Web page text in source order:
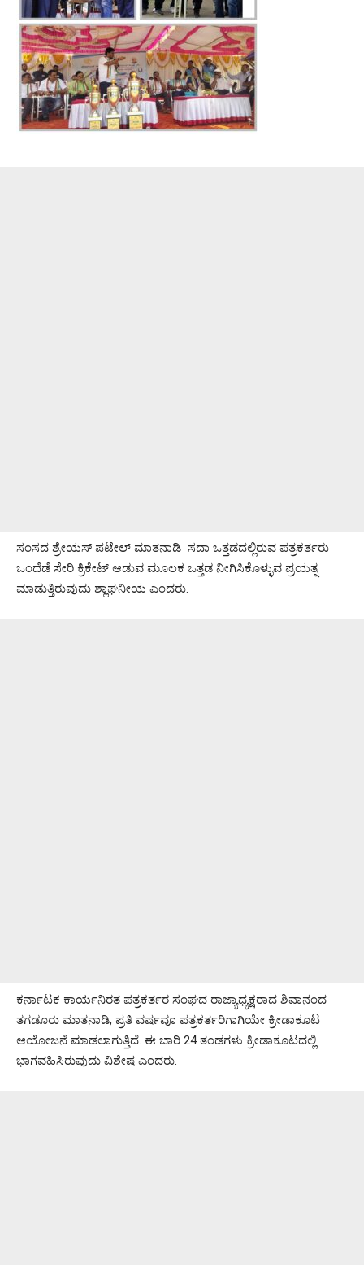
ಸಂಸದ ಶ್ರೇಯಸ್ ಪಟೇಲ್ ಮಾತನಾಡಿ ಸದಾ ಒತ್ತಡದಲ್ಲಿರುವ ಪತ್ರಕರ್ತರು
ಒಂದೆಡೆ ಸೇರಿ ಕ್ರಿಕೇಟ್ ಆಡುವ ಮೂಲಕ ಒತ್ತಡ ನೀಗಿಸಿಕೊಳ್ಳುವ ಪ್ರಯತ್ನ
ಮಾಡುತ್ತಿರುವುದು ಶ್ಲಾಘನೀಯ ಎಂದರು.
ಕರ್ನಾಟಕ ಕಾರ್ಯನಿರತ ಪತ್ರಕರ್ತರ ಸಂಘದ ರಾಜ್ಯಾಧ್ಯಕ್ಷರಾದ ಶಿವಾನಂದ
ತಗಡೂರು ಮಾತನಾಡಿ, ಪ್ರತಿ ವರ್ಷವೂ ಪತ್ರಕರ್ತರಿಗಾಗಿಯೇ ಕ್ರೀಡಾಕೂಟ
ಆಯೋಜನೆ ಮಾಡಲಾಗುತ್ತಿದೆ. ಈ ಬಾರಿ 24 ತಂಡಗಳು ಕ್ರೀಡಾಕೂಟದಲ್ಲಿ
ಭಾಗವಹಿಸಿರುವುದು ವಿಶೇಷ ಎಂದರು.